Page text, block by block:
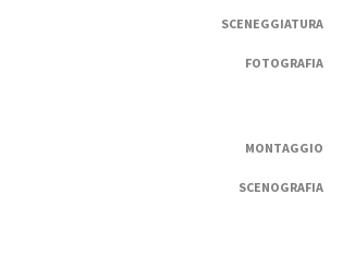
SCENEGGIATURA
FOTOGRAFIA
MONTAGGIO
SCENOGRAFIA